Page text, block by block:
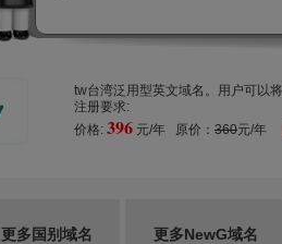
tw台湾泛用型英文域名。用户可以
注册要求:
价格: 396 元/年 原价： 360元/年
更多国别域名 更多NewG域名